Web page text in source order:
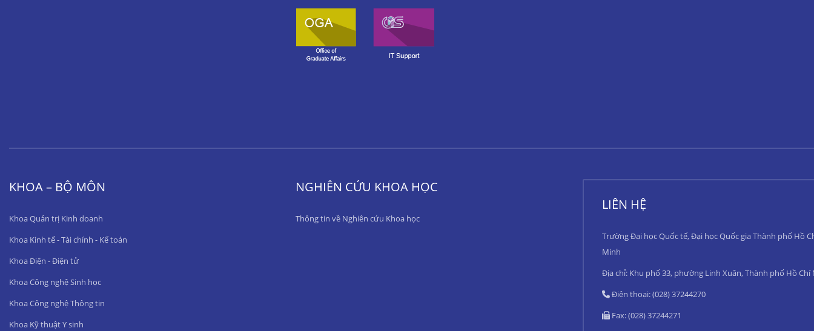
KHOA – BỘ MÔN
Khoa Quản trị Kinh doanh
Khoa Kinh tế - Tài chính - Kế toán
Khoa Điện - Điện tử
Khoa Công nghệ Sinh học
Khoa Công nghệ Thông tin
Khoa Kỹ thuật Y sinh
NGHIÊN CỨU KHOA HỌC
Thông tin về Nghiên cứu Khoa học
LIÊN HỆ
Trường Đại học Quốc tế, Đại học Quốc gia Thành phố Hồ
Minh
Địa chỉ: Khu phố 33, phường Linh Xuân, Thành phố Hồ Chí
Điện thoại: (028) 37244270
Fax: (028) 37244271